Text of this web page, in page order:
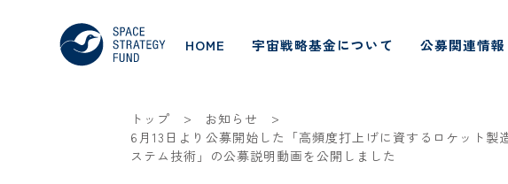
HOME 宇宙戦略基金について 公募関連情報
トップ > お知らせ >
6月13日より公募開始した「高頻度打上げに資するロケット
ステム技術」の公募説明動画を公開しました